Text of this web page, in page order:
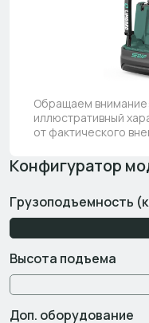
Обращаем
иллюстративный
от фактического
Конфигуратор
Грузоподъемность
Высота подъема
Доп. оборудование